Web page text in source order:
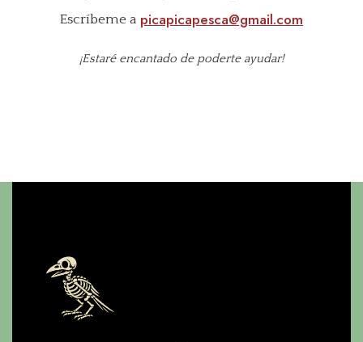
Escríbeme a picapicapesca@gmail.com
¡Estaré encantado de poderte ayudar!